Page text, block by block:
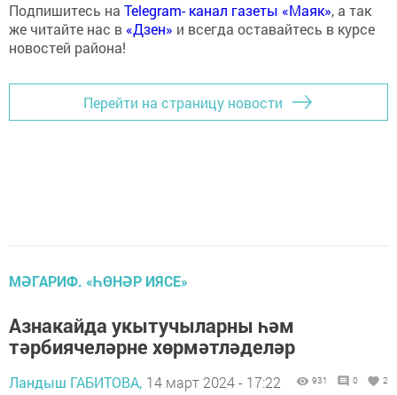
Подпишитесь на Telegram- канал газеты «Маяк», а так
же читайте нас в «Дзен» и всегда оставайтесь в курсе
новостей района!
Перейти на страницу новости
МӘГАРИФ. «ҺӨНӘР ИЯСЕ»
Азнакайда укытучыларны һәм
тәрбиячеләрне хөрмәтләделәр
Ландыш ГАБИТОВА, 14 март 2024 - 17:22 931 0 2